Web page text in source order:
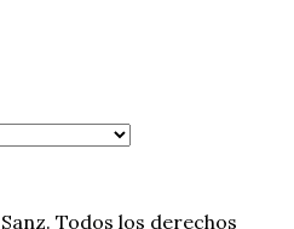
Todos los derechos